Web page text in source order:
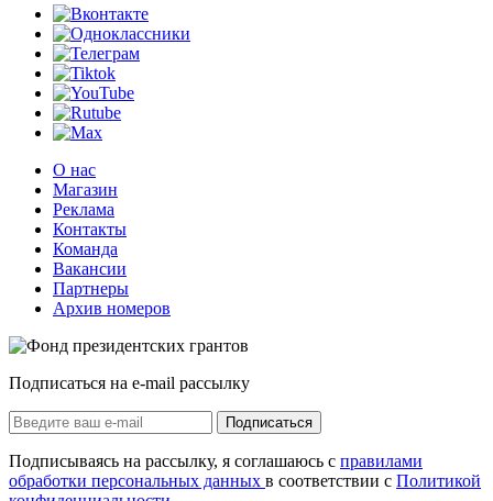
О нас
Магазин
Реклама
Контакты
Команда
Вакансии
Партнеры
Архив номеров
Подписаться на e-mail рассылку
Подписаться
Подписываясь на рассылку, я соглашаюсь с правилами
обработки персональных данных в соответствии с Политикой